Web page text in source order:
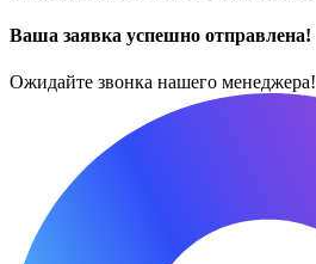
Ваша заявка успешно отправлена!
Ожидайте звонка нашего менеджера!